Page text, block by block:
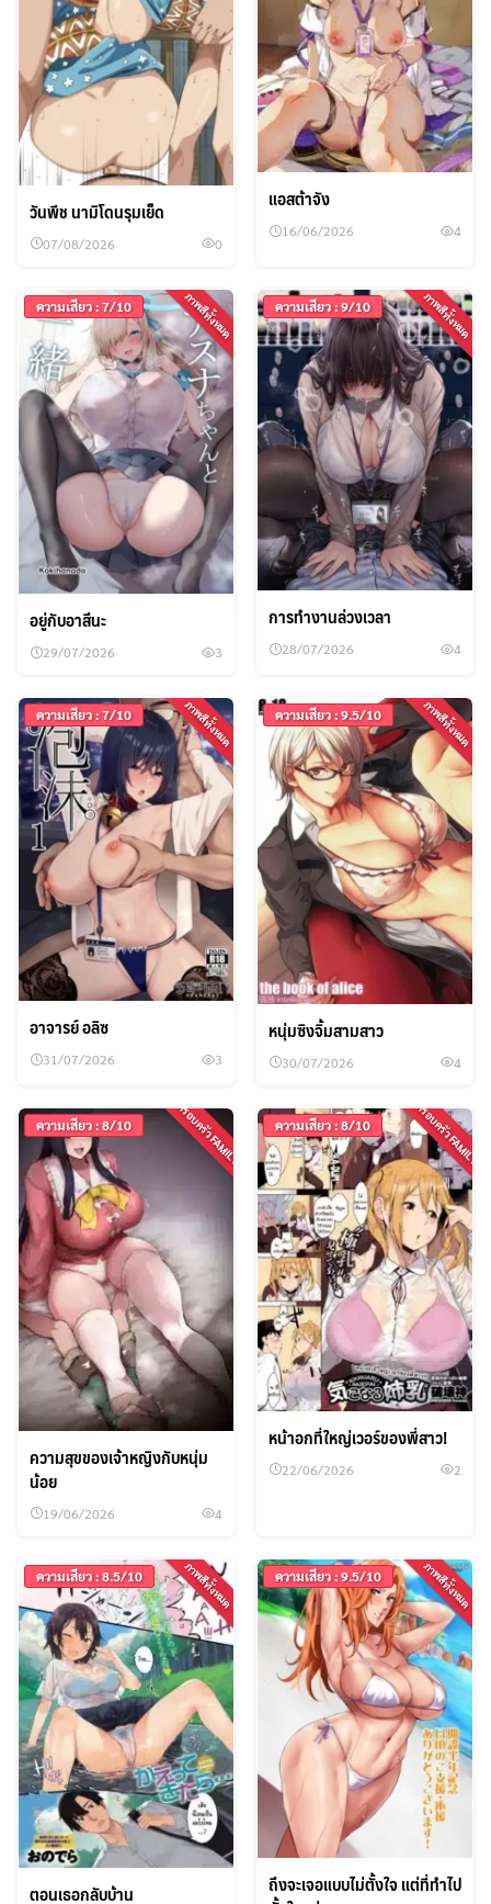
วันพีช นามิโดนรุมเย็ด
07/08/2026 0
แอสต้าจัง
16/06/2026 4
ภาพสีทั้งหมด
ความเสียว : 7/10
อยู่กับอาสึนะ
29/07/2026 3
ภาพสีทั้งหมด
ความเสียว : 9/10
การทำงานล่วงเวลา
28/07/2026 4
ภาพสีทั้งหมด
ความเสียว : 7/10
อาจารย์ อลิซ
31/07/2026 3
ภาพสีทั้งหมด
ความเสียว : 9.5/10
หนุ่มซิงจิ้มสามสาว
30/07/2026 4
ครอบครัว FAMILY
ความเสียว : 8/10
ความสุขของเจ้าหญิงกับหนุ่ม
น้อย
19/06/2026 4
ครอบครัว FAMILY
ความเสียว : 8/10
หน้าอกที่ใหญ่เวอร์ของพี่สาว!
22/06/2026 2
ภาพสีทั้งหมด
ความเสียว : 8.5/10
ตอนเธอกลับบ้าน
ภาพสีทั้งหมด
ความเสียว : 9.5/10
ถึงจะเจอแบบไม่ตั้งใจ แต่ที่ทำไป